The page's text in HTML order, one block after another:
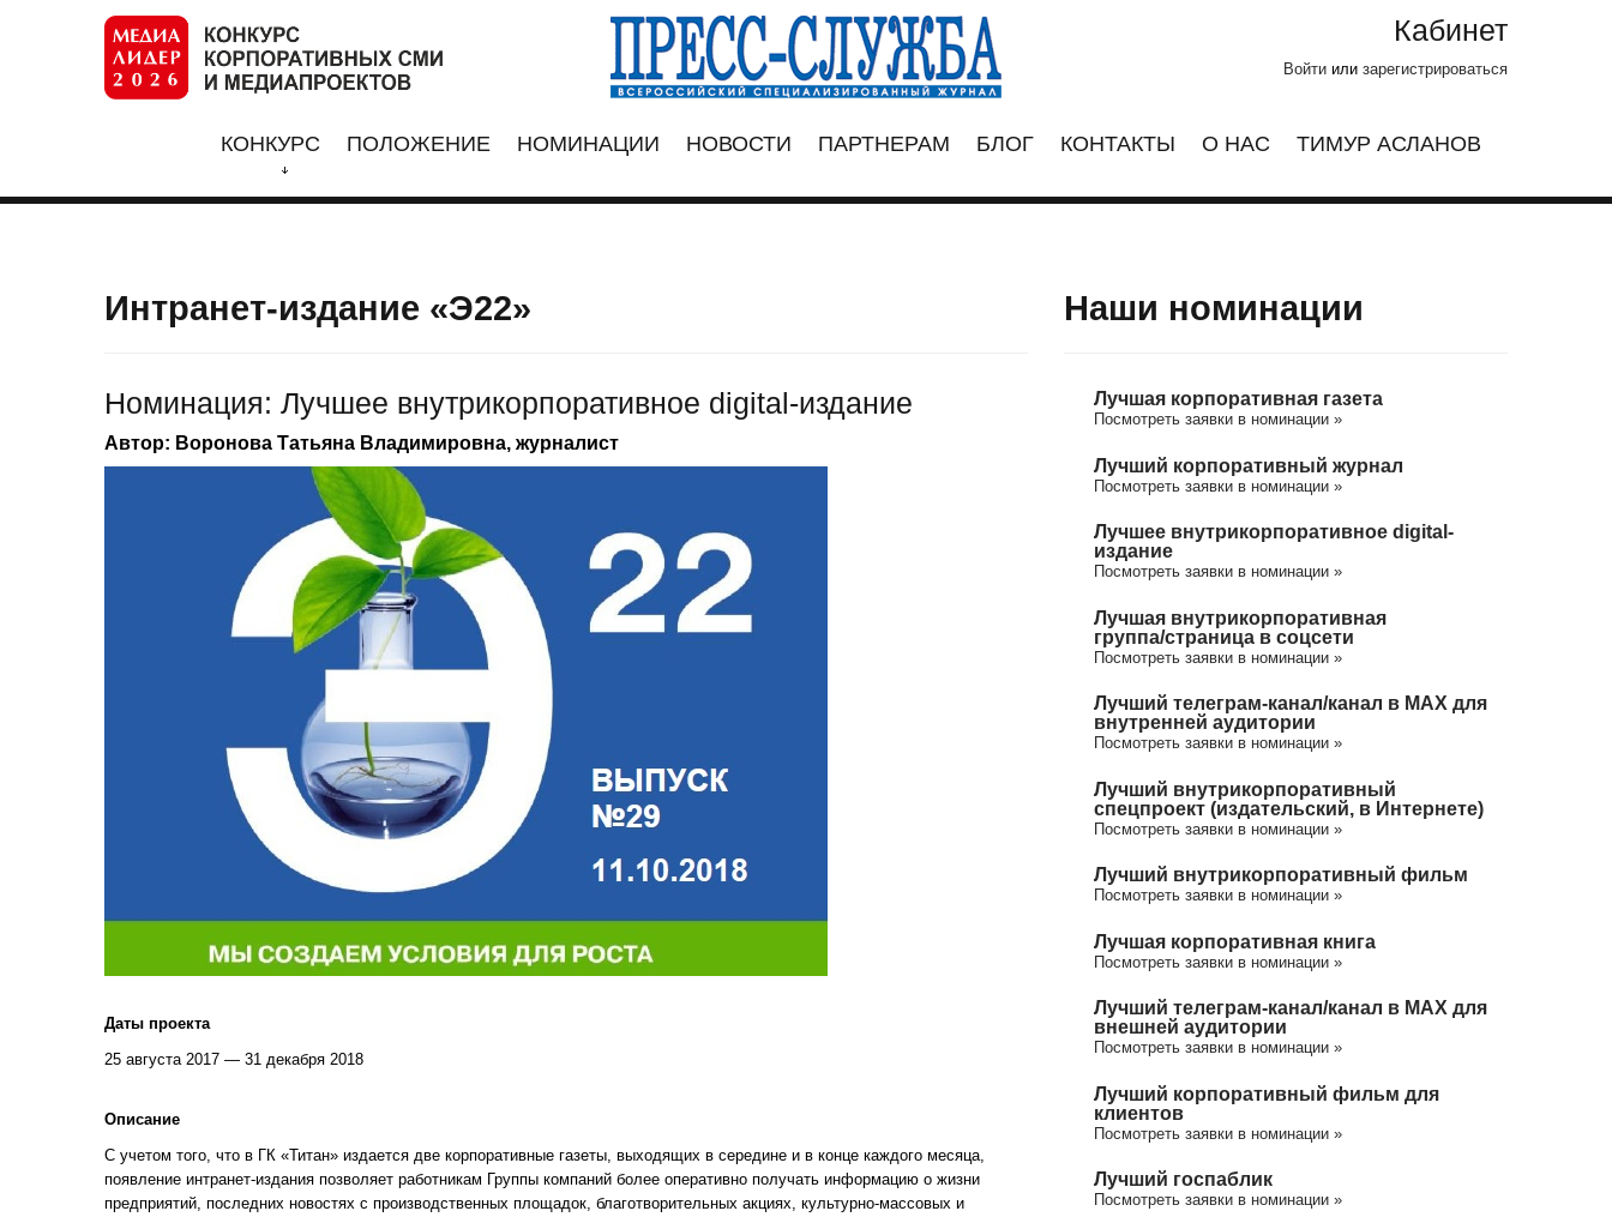
Кабинет
Войти или зарегистрироваться
КОНКУРС ПОЛОЖЕНИЕ НОМИНАЦИИ НОВОСТИ ПАРТНЕРАМ БЛОГ КОНТАКТЫ О НАС ТИМУР АСЛАНОВ
Интранет-издание «Э22»
Номинация: Лучшее внутрикорпоративное digital-издание
Автор: Воронова Татьяна Владимировна, журналист
Даты проекта
25 августа 2017 — 31 декабря 2018
Описание
С учетом того, что в ГК «Титан» издается две корпоративные газеты, выходящих в середине и в конце каждого месяца,
появление интранет-издания позволяет работникам Группы компаний более оперативно получать информацию о жизни
предприятий, последних новостях с производственных площадок, благотворительных акциях, культурно-массовых и
Наши номинации
Лучшая корпоративная газета
Посмотреть заявки в номинации »
Лучший корпоративный журнал
Посмотреть заявки в номинации »
Лучшее внутрикорпоративное digital-
издание
Посмотреть заявки в номинации »
Лучшая внутрикорпоративная
группа/cтраница в соцсети
Посмотреть заявки в номинации »
Лучший телеграм-канал/канал в МАХ для
внутренней аудитории
Посмотреть заявки в номинации »
Лучший внутрикорпоративный
спецпроект (издательский, в Интернете)
Посмотреть заявки в номинации »
Лучший внутрикорпоративный фильм
Посмотреть заявки в номинации »
Лучшая корпоративная книга
Посмотреть заявки в номинации »
Лучший телеграм-канал/канал в МАХ для
внешней аудитории
Посмотреть заявки в номинации »
Лучший корпоративный фильм для
клиентов
Посмотреть заявки в номинации »
Лучший госпаблик
Посмотреть заявки в номинации »